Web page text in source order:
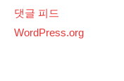
댓글 피드
WordPress.org